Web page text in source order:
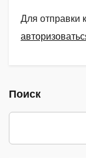
Для отправки
Поиск